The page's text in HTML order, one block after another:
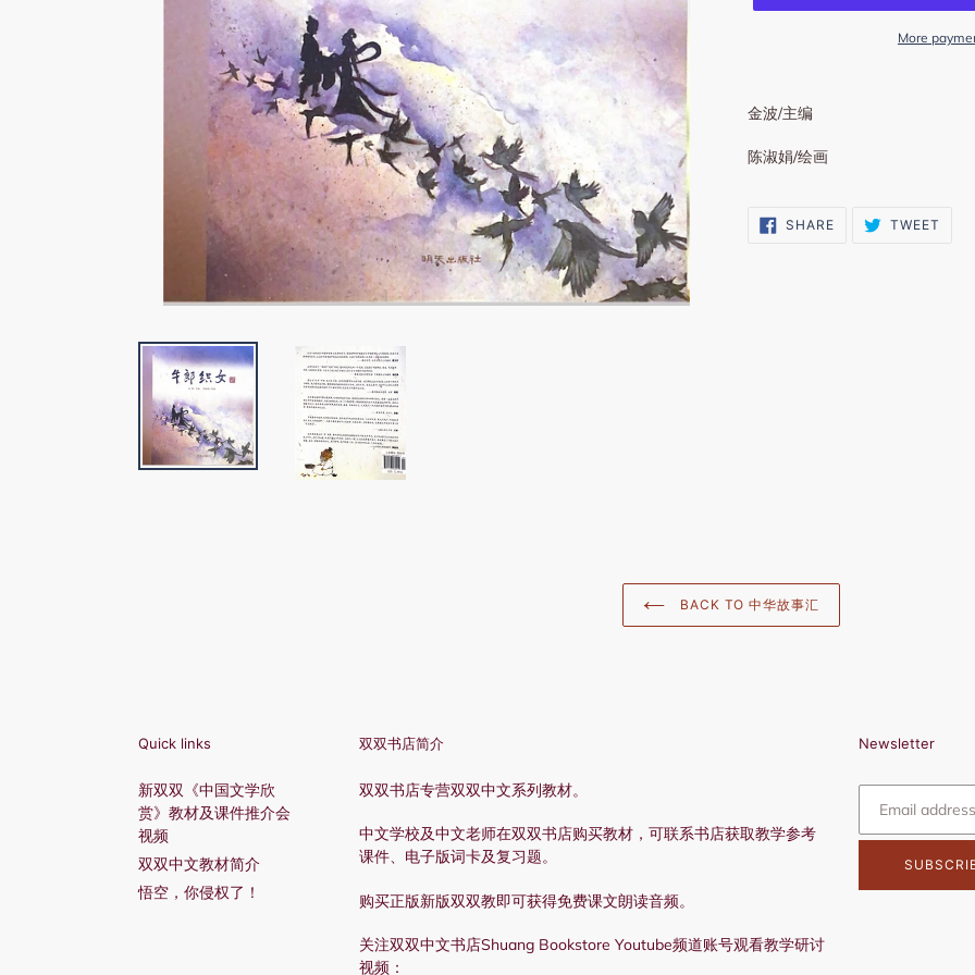
More
金波/主编
陈淑娟/绘画
SHARESHARE
ON
TWEET
BACK TO 中华故事汇
Quick links
新双双《中国文学欣
赏》教材及课件推介会
视频
双双中文教材简介
悟空，你侵权了！
双双书店简介
双双书店专营双双中文系列教材。
中文学校及中文老师在双双书店购买教材，可联系书店获取教学参考
课件、电子版词卡及复习题。
购买正版新版双双教即可获得免费课文朗读音频。
关注双双中文书店Shuang Bookstore Youtube频道账号观看教学研讨
视频：
Newsletter